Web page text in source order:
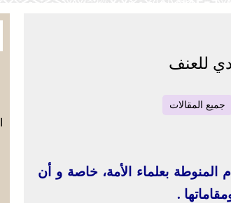
للعنف
جميع المقالات
بعلماء الأمة، خاصة و أن
.